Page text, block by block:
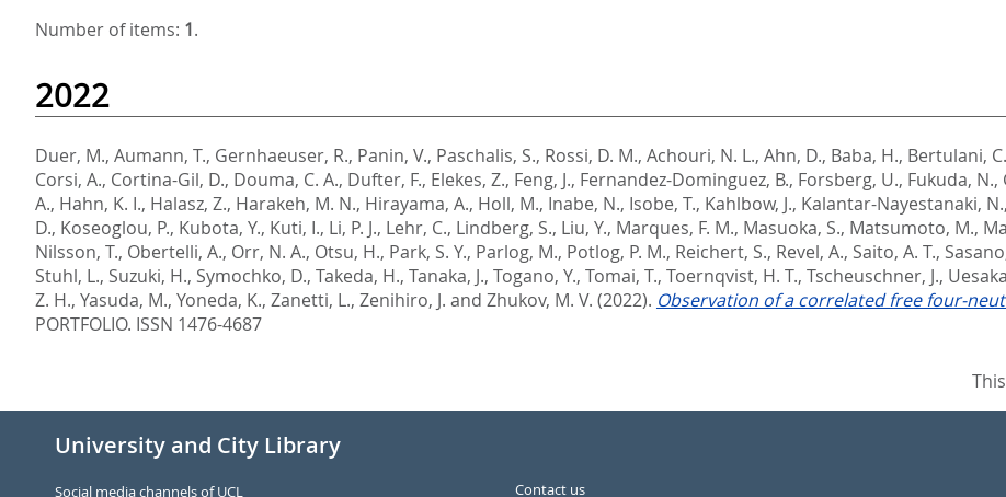
Number of items: 1.
2022
Duer, M., Aumann, T., Gernhaeuser, R., Panin, V., Paschalis, S., Rossi, D. M., Achouri, N. L., Ahn, D., Baba, H., Bertulani,
Corsi, A., Cortina-Gil, D., Douma, C. A., Dufter, F., Elekes, Z., Feng, J., Fernandez-Dominguez, B., Forsberg, U., Fukuda, N.,
A., Hahn, K. I., Halasz, Z., Harakeh, M. N., Hirayama, A., Holl, M., Inabe, N., Isobe, T., Kahlbow, J., Kalantar-Nayestanaki, N.,
D., Koseoglou, P., Kubota, Y., Kuti, I., Li, P. J., Lehr, C., Lindberg, S., Liu, Y., Marques, F. M., Masuoka, S., Matsumoto, M.,
Nilsson, T., Obertelli, A., Orr, N. A., Otsu, H., Park, S. Y., Parlog, M., Potlog, P. M., Reichert, S., Revel, A., Saito, A. T.,
Stuhl, L., Suzuki, H., Symochko, D., Takeda, H., Tanaka, J., Togano, Y., Tomai, T., Toernqvist, H. T., Tscheuschner, J.,
Z. H., Yasuda, M., Yoneda, K., Zanetti, L., Zenihiro, J. and Zhukov, M. V. (2022). Observation of a correlated free four-
PORTFOLIO. ISSN 1476-4687
University and City Library
Social media channels of UCL Contact us